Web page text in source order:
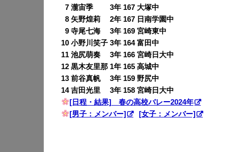
7 瀧宙季 3年 167 大塚中
8 矢野煌莉 2年 167 日南学園中
9 寺尾七海 3年 169 宮崎東中
10 小野川笑子 3年 164 富田中
11 池尻萌奏 3年 166 宮崎日大中
12 黒木友里那 1年 165 高城中
13 前谷真帆 3年 159 野尻中
14 吉田光里 3年 158 宮崎日大中
[日程・結果] 春の高校バレー2024年
[男子：メンバー]
[女子：メンバー]